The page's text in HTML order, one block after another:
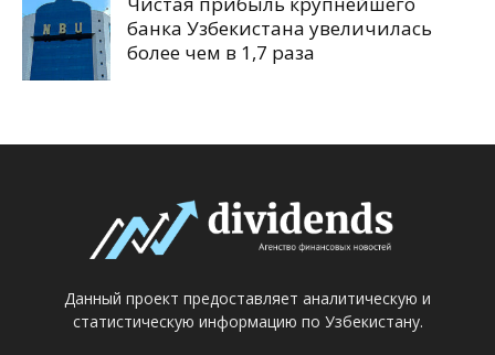
банка Узбекистана увеличилась
более чем в 1,7 раза
Данный проект предоставляет аналитическую и
статистическую информацию по Узбекистану.